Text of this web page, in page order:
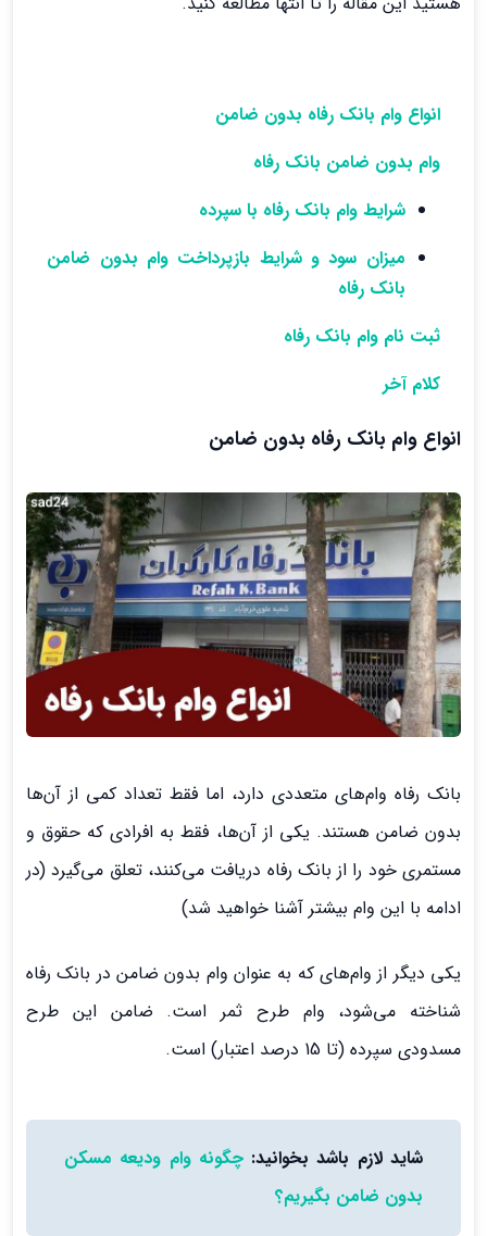
انواع وام بانک رفاه بدون ضامن
وام بدون ضامن بانک رفاه
شرایط وام بانک رفاه با سپرده
میزان سود و شرایط بازپرداخت وام بدون ضامن
بانک رفاه
ثبت نام وام بانک رفاه
کلام آخر
انواع وام بانک رفاه بدون ضامن
بانک رفاه وام‌های متعددی دارد، اما فقط تعداد کمی از آن‌ها
بدون ضامن هستند. یکی از آن‌ها، فقط به افرادی که حقوق و
مستمری خود را از بانک رفاه دریافت می‌کنند، تعلق می‌گیرد (در
ادامه با این وام بیشتر آشنا خواهید شد)
یکی دیگر از وام‌های که به عنوان وام بدون ضامن در بانک رفاه
شناخته می‌شود، وام طرح ثمر است. ضامن این طرح
مسدودی سپرده (تا 15 درصد اعتبار) است.
شاید لازم باشد بخوانید:چگونه وام ودیعه مسکن
بدون ضامن بگیریم؟